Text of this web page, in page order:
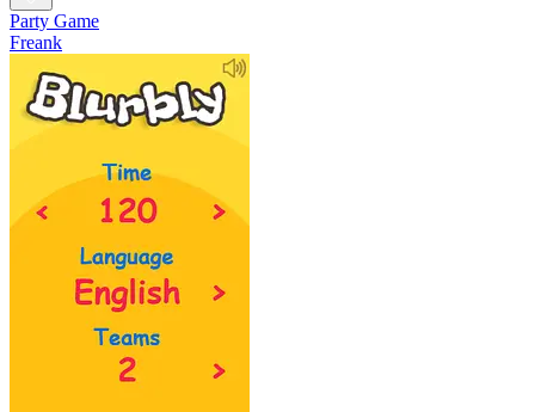
Party Game
Freank